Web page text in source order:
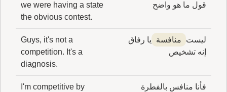
قول ما هو واضح
we were having a state
the obvious contest.
ليست منافسة
يا رفاق
إنه تشخيص
Guys, it's not a
competition. It's a
diagnosis.
فأنا منافس بالفطرة
I'm competitive by